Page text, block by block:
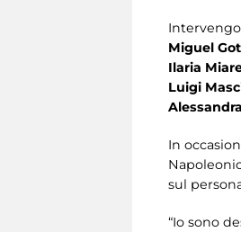
Miguel
Ilaria
Luigi
In
sul
“Io sono